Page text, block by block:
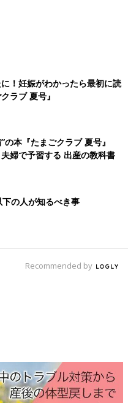
ように屈伸させてぴょんぴ
の存在に気づいて手で足を
子も。6ヶ月ごろ、下の前
習方法は？（５ヶ月・
遊んで
しないもの。発達的には問
、ママが赤ちゃんを支えな
いでしょう。繰り返してい
いておすわりできるよう
今からできることっ
しなくて大丈夫
ことはないでしょう。あま
されるのでおすすめです。
てきます。
！妊娠がわかったら最初に読
ラブ 夏号』
の本『たまごクラブ 夏号』
夫婦で予習する 出産の教科書
の人が知るべき事
Recommended by